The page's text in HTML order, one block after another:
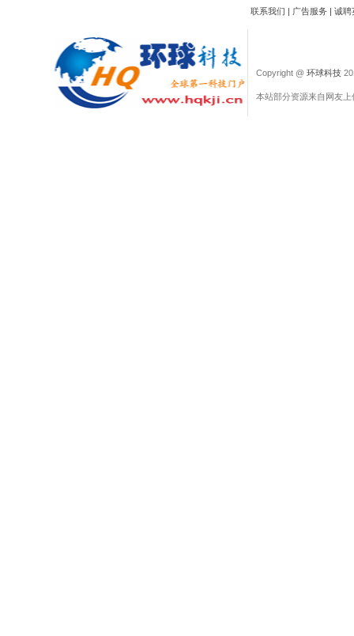
联系我们 | 广告服务 | 诚聘
Copyright @ 环球科技
本站部分资源来自网友